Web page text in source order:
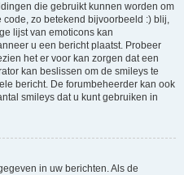
die gebruikt kunnen worden om
zo betekend bijvoorbeeld :) blij,
lijst van emoticons kan
u een bericht plaatst. Probeer
het er voor kan zorgen dat een
kan beslissen om de smileys te
bericht. De forumbeheerder kan ook
smileys dat u kunt gebruiken in
in uw berichten. Als de